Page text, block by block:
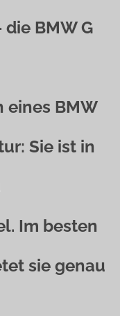
BMW G
eines BMW
Sie ist in
Im besten
sie genau